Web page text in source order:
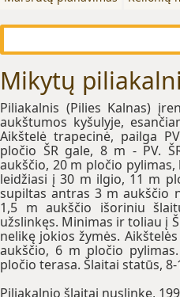
Mikytų
Piliakalnis (Pilies Kalnas)
aukštumos kyšulyje,
Aikštelė trapecinė, pailga
pločio ŠR gale, 8 m - PV.
aukščio, 20 m pločio
leidžiasi į 30 m ilgio, 11 m
supiltas antras 3 m aukščio
1,5 m aukščio išoriniu
užslinkęs. Minimas ir toliau į
nelikę jokios žymės.
aukščio, 6 m pločio
pločio terasa. Šlaitai statūs,
Piliakalnio šlaitai nuslinkę,